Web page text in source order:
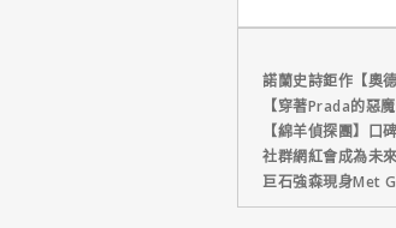
諾蘭史詩鉅作【奧
【穿著Prada的惡
【綿羊偵探團】口
社群網紅會成為未
巨石強森現身Met